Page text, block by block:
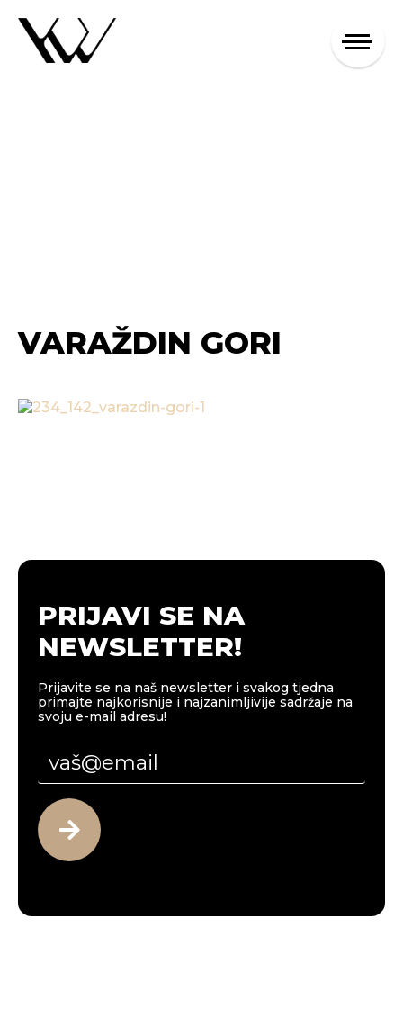
VARAŽDIN GORI
PRIJAVI SE NA
NEWSLETTER!
Prijavite se na naš newsletter i svakog tjedna
primajte najkorisnije i najzanimljivije sadržaje na
svoju e-mail adresu!